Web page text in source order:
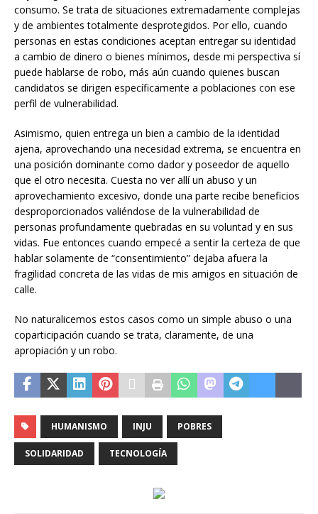
consumo. Se trata de situaciones extremadamente complejas
y de ambientes totalmente desprotegidos. Por ello, cuando
personas en estas condiciones aceptan entregar su identidad
a cambio de dinero o bienes mínimos, desde mi perspectiva sí
puede hablarse de robo, más aún cuando quienes buscan
candidatos se dirigen específicamente a poblaciones con ese
perfil de vulnerabilidad.
Asimismo, quien entrega un bien a cambio de la identidad
ajena, aprovechando una necesidad extrema, se encuentra en
una posición dominante como dador y poseedor de aquello
que el otro necesita. Cuesta no ver allí un abuso y un
aprovechamiento excesivo, donde una parte recibe beneficios
desproporcionados valiéndose de la vulnerabilidad de
personas profundamente quebradas en su voluntad y en sus
vidas. Fue entonces cuando empecé a sentir la certeza de que
hablar solamente de “consentimiento” dejaba afuera la
fragilidad concreta de las vidas de mis amigos en situación de
calle.
No naturalicemos estos casos como un simple abuso o una
coparticipación cuando se trata, claramente, de una
apropiación y un robo.
HUMANISMO INJU POBRES
SOLIDARIDAD TECNOLOGÍA